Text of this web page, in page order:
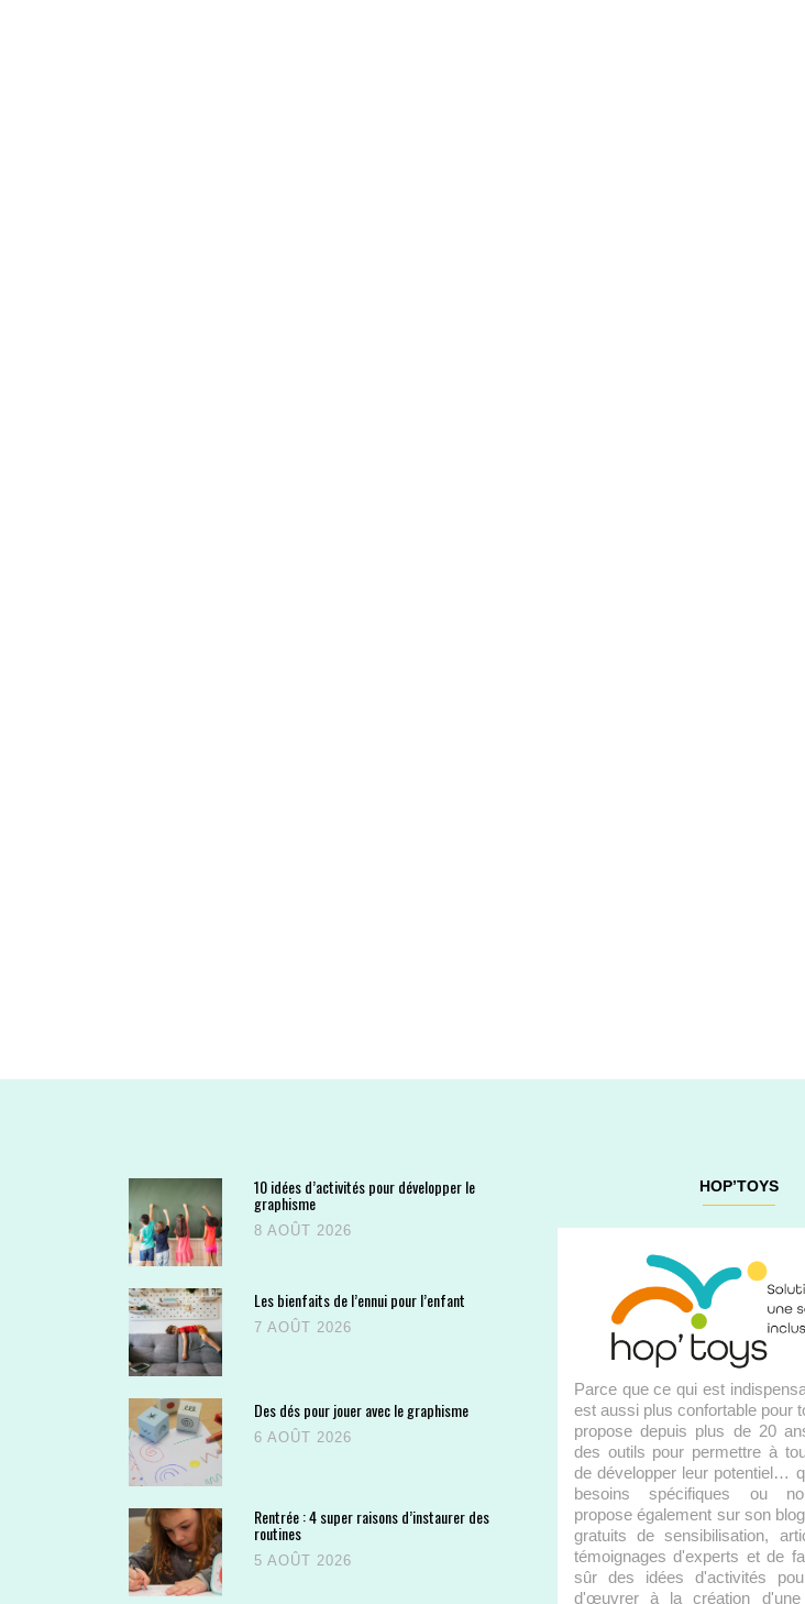
10 idées d’activités pour développer le
graphisme
8 AOÛT 2026
Les bienfaits de l’ennui pour l’enfant
7 AOÛT 2026
Des dés pour jouer avec le graphisme
6 AOÛT 2026
Rentrée : 4 super raisons d’instaurer des
routines
5 AOÛT 2026
HOP’TOYS
Parce que ce qui est
est aussi plus confortable pour
propose depuis plus de 20
des outils pour permettre à
de développer leur potentiel…
besoins spécifiques ou
propose également sur son
gratuits de sensibilisation,
témoignages d'experts et de
sûr des idées d'activités
d'œuvrer à la création d'une